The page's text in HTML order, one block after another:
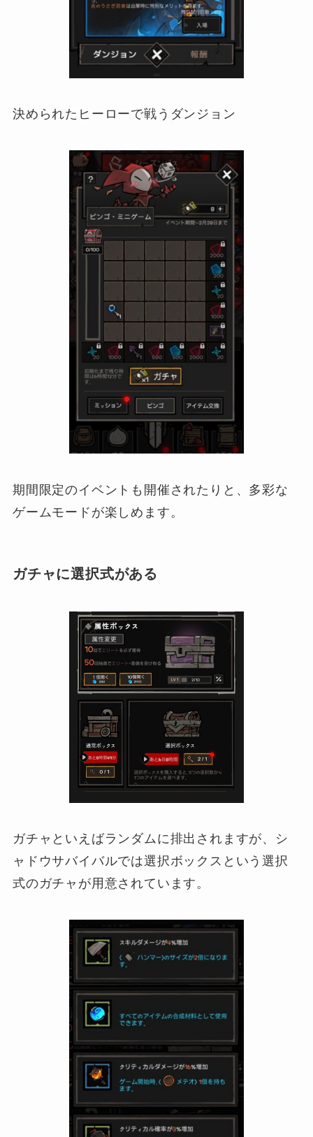
決められたヒーローで戦うダンジョン
期間限定のイベントも開催されたりと、多彩な
ゲームモードが楽しめます。
ガチャに選択式がある
ガチャといえばランダムに排出されますが、シ
ャドウサバイバルでは選択ボックスという選択
式のガチャが用意されています。